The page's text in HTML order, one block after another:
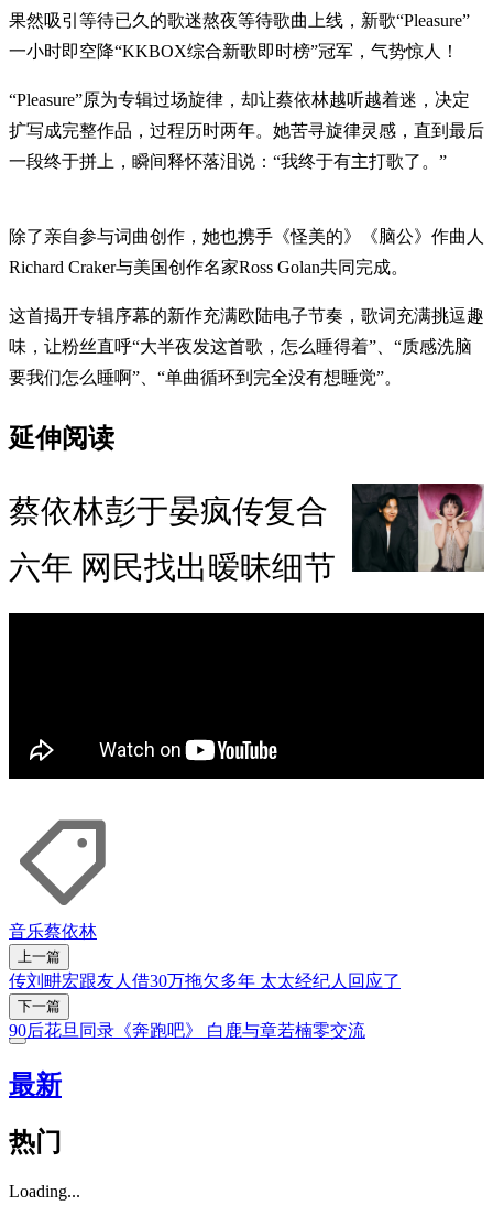
果然吸引等待已久的歌迷熬夜等待歌曲上线，新歌“Pleasure”
一小时即空降“KKBOX综合新歌即时榜”冠军，气势惊人！
“Pleasure”原为专辑过场旋律，却让蔡依林越听越着迷，决定
扩写成完整作品，过程历时两年。她苦寻旋律灵感，直到最后
一段终于拼上，瞬间释怀落泪说：“我终于有主打歌了。”
除了亲自参与词曲创作，她也携手《怪美的》《脑公》作曲人
Richard Craker与美国创作名家Ross Golan共同完成。
这首揭开专辑序幕的新作充满欧陆电子节奏，歌词充满挑逗趣
味，让粉丝直呼“大半夜发这首歌，怎么睡得着”、“质感洗脑
要我们怎么睡啊”、“单曲循环到完全没有想睡觉”。
延伸阅读
蔡依林彭于晏疯传复合
六年 网民找出暧昧细节
音乐蔡依林
上一篇
传刘畊宏跟友人借30万拖欠多年 太太经纪人回应了
下一篇
90后花旦同录《奔跑吧》 白鹿与章若楠零交流
最新
热门
Loading...